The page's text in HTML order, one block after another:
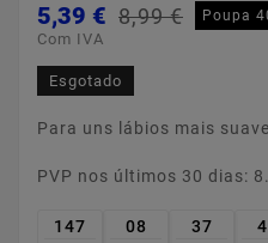
5,39 € 8,99 € Poupa
Com IVA
Esgotado
Para uns lábios mais
PVP nos últimos 30 dias:
147 08 37